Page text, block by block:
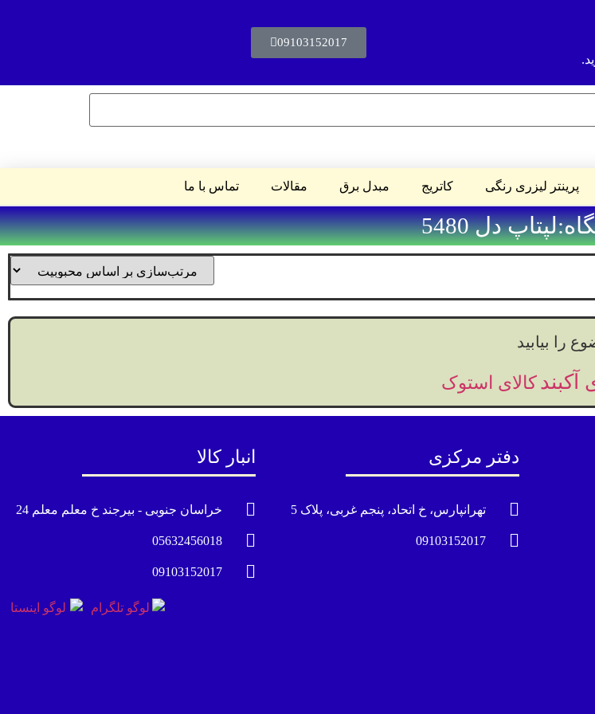
09103152017
پرینتر لیزری رنگی کاتریج مبدل برق مقالات تماس با ما
دل 5480
را بیابید
آکبند کالای استوک
دفتر مرکزی
تهرانپارس، خ اتحاد، پنجم غربی، پلاک 5
09103152017
انبار کالا
خراسان جنوبی - بیرجند خ معلم معلم 24
05632456018
09103152017